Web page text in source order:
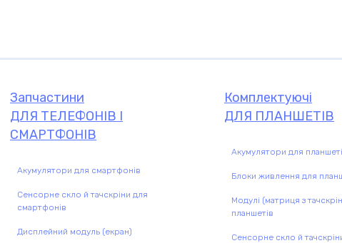
Комплектуючі
Запчастини
ДЛЯ ТЕЛЕФОНІВ І
СМАРТФОНІВ
Акумулятори для смартфонів
Сенсорне скло й тачскріни для
смартфонів
Дисплейний модуль (екран)
Комплектуючі
ДЛЯ ПЛАНШЕТІВ
Акумулятори для
Блоки живлення для
Модулі (матриця з
планшетів
Сенсорне скло й